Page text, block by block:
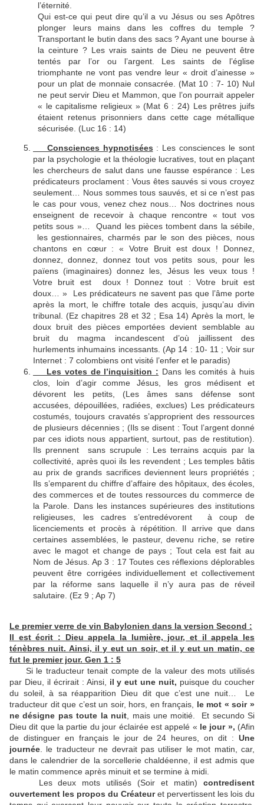
l’éternité.
Qui est-ce qui peut dire qu’il a vu Jésus ou ses Apôtres
plonger leurs mains dans les coffres du temple ?
Transportant le butin dans des sacs ? Ayant une bourse à
la ceinture ? Les vrais saints de Dieu ne peuvent être
tentés par l’or ou l’argent. Les saints de l’église
triomphante ne vont pas vendre leur « droit d’ainesse »
pour un plat de monnaie consacrée. (Mat 10 : 7- 10) Nul
ne peut servir Dieu et Mammon, que l’on pourrait appeler
« le capitalisme religieux » (Mat 6 : 24) Les prêtres juifs
étaient retenus prisonniers dans cette cage métallique
sécurisée. (Luc 16 : 14)
Consciences hypnotisées : Les consciences le sont
par la psychologie et la théologie lucratives, tout en plaçant
les chercheurs de salut dans une fausse espérance : Les
prédicateurs proclament : Vous êtes sauvés si vous croyez
seulement… Nous sommes tous sauvés, et si ce n’est pas
le cas pour vous, venez chez nous… Nos doctrines nous
enseignent de recevoir à chaque rencontre « tout vos
petits sous »… Quand les pièces tombent dans la sébile,
les gestionnaires, charmés par le son des pièces, nous
chantons en cœur : « Votre Bruit est doux ! Donnez,
donnez, donnez, donnez tout vos petits sous, pour les
païens (imaginaires) donnez les, Jésus les veux tous !
Votre bruit est doux ! Donnez tout : Votre bruit est
doux… » Les prédicateurs ne savent pas que l’âme porte
après la mort, le chiffre totale des acquis, jusqu’au divin
tribunal. (Ez chapitres 28 et 32 ; Esa 14) Après la mort, le
doux bruit des pièces emportées devient semblable au
bruit du magma incandescent d’où jaillissent des
hurlements inhumains incessants. (Ap 14 : 10- 11 ; Voir sur
Internet : 7 colombiens ont visité l’enfer et le paradis)
Les votes de l’inquisition : Dans les comités à huis
clos, loin d’agir comme Jésus, les gros médisent et
dévorent les petits, (Les âmes sans défense sont
accusées, dépouillées, radiées, exclues) Les prédicateurs
costumés, toujours cravatés s’approprient des ressources
de plusieurs décennies ; (Ils se disent : Tout l’argent donné
par ces idiots nous appartient, surtout, pas de restitution).
Ils prennent sans scrupule : Les terrains acquis par la
collectivité, après quoi ils les revendent ; Les temples bâtis
au prix de grands sacrifices deviennent leurs propriétés ;
Ils s’emparent du chiffre d’affaire des hôpitaux, des écoles,
des commerces et de toutes ressources du commerce de
la Parole. Dans les instances supérieures des institutions
religieuses, les cadres s’entredévorent à coup de
licenciements et procès à répétition. Il arrive que dans
certaines assemblées, le pasteur, devenu riche, se retire
avec le magot et change de pays ; Tout cela est fait au
Nom de Jésus. Ap 3 : 17 Toutes ces réflexions déplorables
peuvent être corrigées individuellement et collectivement
par la réforme sans laquelle il n’y aura pas de réveil
salutaire. (Ez 9 ; Ap 7)
Le premier verre de vin Babylonien dans la version Second :
Il est écrit : Dieu appela la lumière, jour, et il appela les
ténèbres nuit. Ainsi, il y eut un soir, et il y eut un matin, ce
fut le premier jour. Gen 1 : 5
Si le traducteur tenait compte de la valeur des mots utilisés
par Dieu, il écrirait : Ainsi, il y eut une nuit, puisque du coucher
du soleil, à sa réapparition Dieu dit que c’est une nuit… Le
traducteur dit que c’est un soir, hors, en français, le mot « soir »
ne désigne pas toute la nuit, mais une moitié. Et secundo Si
Dieu dit que la partie du jour éclairée est appelé « le jour », (Afin
de distinguer en français le jour de 24 heures, on dit : Une
journée. le traducteur ne devrait pas utiliser le mot matin, car,
dans le calendrier de la sorcellerie chaldéenne, il est admis que
le matin commence après minuit et se termine à midi.
Les deux mots utilisés (Soir et matin) contredisent
ouvertement les propos du Créateuret pervertissent les lois du